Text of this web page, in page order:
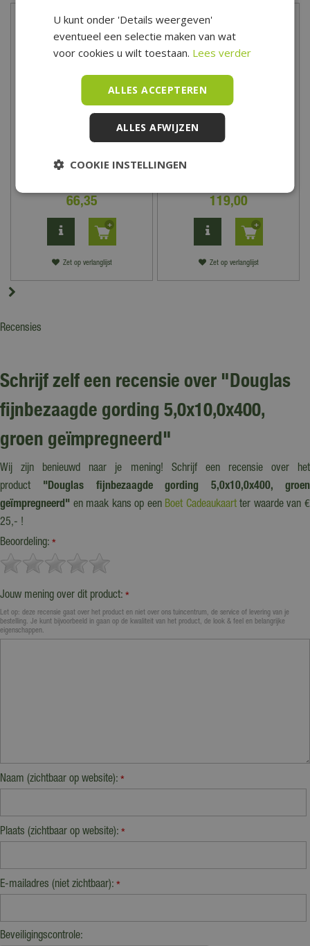
gording 4,5x14,5x600,
66,35
Zet op verlanglijst
gording 7,5x22,5x600,
119,00
Zet op verlanglijst
Recensies
Schrijf zelf een recensie over "Douglas
fijnbezaagde gording 5,0x10,0x400,
groen geïmpregneerd"
Wij zijn benieuwd naar je mening! Schrijf een recensie over het
product "Douglas fijnbezaagde gording 5,0x10,0x400, groen
geïmpregneerd" en maak kans op een Boet Cadeaukaartter waarde van €
25,- !
Beoordeling: *
Jouw mening over dit product: *
Let op: deze recensie gaat over het product en niet over ons tuincentrum, de service of levering van je
bestelling. Je kunt bijvoorbeeld in gaan op de kwaliteit van het product, de look & feel en belangrijke
eigenschappen.
Naam (zichtbaar op website): *
Plaats (zichtbaar op website): *
E-mailadres (niet zichtbaar): *
Beveiligingscontrole:
U kunt onder 'Details weergeven'
eventueel een selectie maken van wat
voor cookies u wilt toestaan. Lees verder
ALLES ACCEPTEREN
ALLES AFWIJZEN
COOKIE INSTELLINGEN